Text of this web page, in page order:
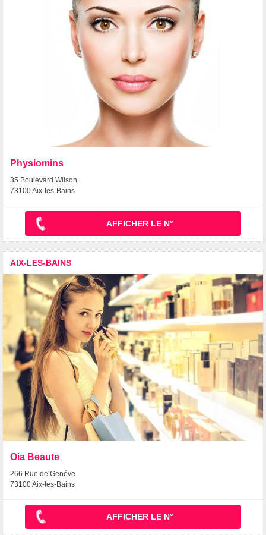
Physiomins
35 Boulevard Wilson
73100 Aix-les-Bains
AFFICHER LE N°
AIX-LES-BAINS
Oia Beaute
266 Rue de Genéve
73100 Aix-les-Bains
AFFICHER LE N°